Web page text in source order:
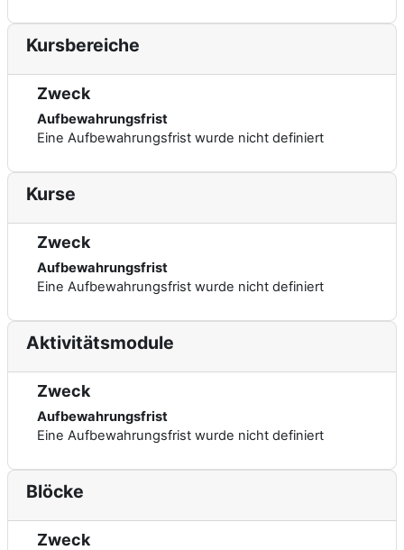
Kursbereiche
Zweck
Aufbewahrungsfrist
Eine Aufbewahrungsfrist wurde nicht definiert
Kurse
Zweck
Aufbewahrungsfrist
Eine Aufbewahrungsfrist wurde nicht definiert
Aktivitätsmodule
Zweck
Aufbewahrungsfrist
Eine Aufbewahrungsfrist wurde nicht definiert
Blöcke
Zweck